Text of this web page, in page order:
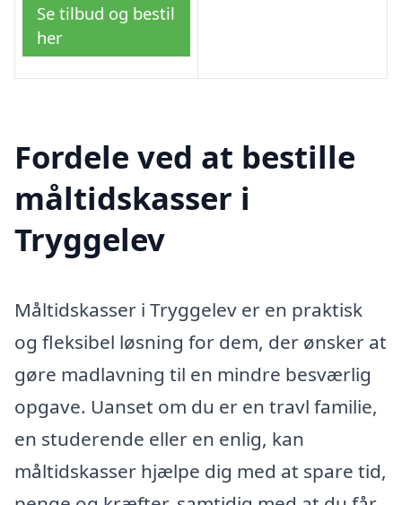
Se tilbud og bestil
her
Fordele ved at bestille
måltidskasser i
Tryggelev
Måltidskasser i Tryggelev er en praktisk
og fleksibel løsning for dem, der ønsker at
gøre madlavning til en mindre besværlig
opgave. Uanset om du er en travl familie,
en studerende eller en enlig, kan
måltidskasser hjælpe dig med at spare tid,